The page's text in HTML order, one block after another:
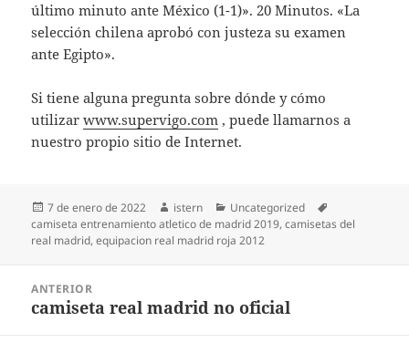
último minuto ante México (1-1)». 20 Minutos. «La
selección chilena aprobó con justeza su examen
ante Egipto».
Si tiene alguna pregunta sobre dónde y cómo
utilizarwww.supervigo.com , puede llamarnos a
nuestro propio sitio de Internet.
Publicado
el
7 de enero de 2022 Autor
istern Categorías
Uncategorized
camiseta entrenamiento atletico de madrid 2019,camisetas del
real madrid,equipacion real madrid roja 2012
entradas
ANTERIOR
Entrada
camiseta real madrid no oficial